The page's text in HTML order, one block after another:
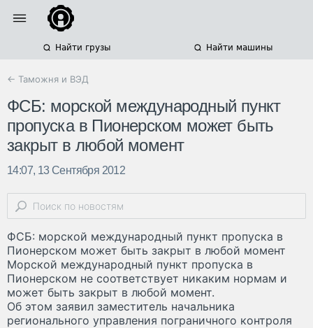
Найти грузы Найти машины
← Таможня и ВЭД
ФСБ: морской международный пункт
пропуска в Пионерском может быть
закрыт в любой момент
14:07, 13 Сентября 2012
ФСБ: морской международный пункт пропуска в
Пионерском может быть закрыт в любой момент
Морской международный пункт пропуска в
Пионерском не соответствует никаким нормам и
может быть закрыт в любой момент.
Об этом заявил заместитель начальника
регионального управления пограничного контроля